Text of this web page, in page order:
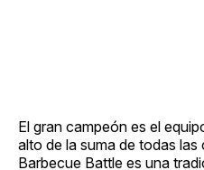
El gran campeón es el
alto de la suma de todas
Barbecue Battle es una